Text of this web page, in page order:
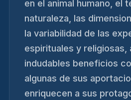
en el animal humano, el
naturaleza, las
la variabilidad de las
espirituales y religiosas,
indudables beneficios
algunas de sus
enriquecen a sus